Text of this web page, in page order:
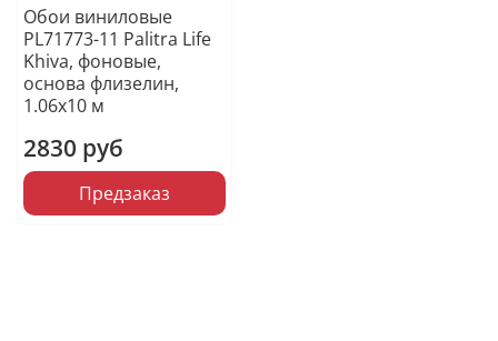
Обои виниловые
PL71773-11 Palitra Life
Khiva, фоновые,
основа флизелин,
1.06х10 м
2830 руб
Предзаказ